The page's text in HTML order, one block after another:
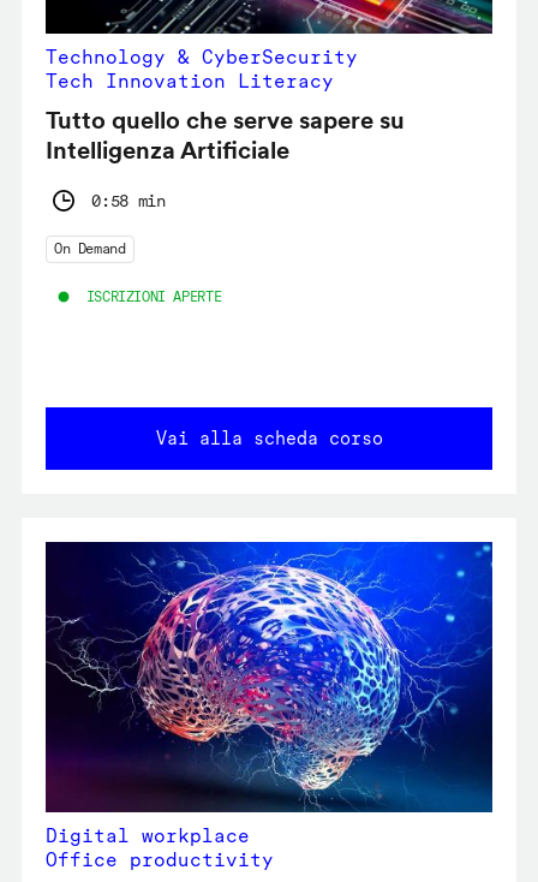
Technology & CyberSecurity
Tech Innovation Literacy
Tutto quello che serve sapere su
Intelligenza Artificiale
0:58 min
On Demand
ISCRIZIONI APERTE
Vai alla scheda corso
Digital workplace
Office productivity